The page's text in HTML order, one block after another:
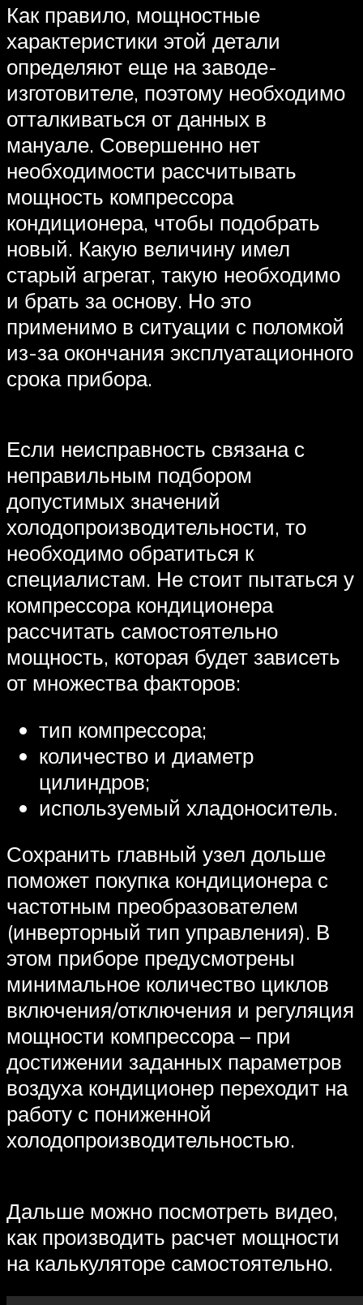
Как правило, мощностные
характеристики этой детали
определяют еще на заводе-
изготовителе, поэтому необходимо
отталкиваться от данных в
мануале. Совершенно нет
необходимости рассчитывать
мощность компрессора
кондиционера, чтобы подобрать
новый. Какую величину имел
старый агрегат, такую необходимо
и брать за основу. Но это
применимо в ситуации с поломкой
из-за окончания эксплуатационного
срока прибора.
Если неисправность связана с
неправильным подбором
допустимых значений
холодопроизводительности, то
необходимо обратиться к
специалистам. Не стоит пытаться у
компрессора кондиционера
рассчитать самостоятельно
мощность, которая будет зависеть
от множества факторов:
тип компрессора;
количество и диаметр
цилиндров;
используемый хладоноситель.
Сохранить главный узел дольше
поможет покупка кондиционера с
частотным преобразователем
(инверторный тип управления). В
этом приборе предусмотрены
минимальное количество циклов
включения/отключения и регуляция
мощности компрессора – при
достижении заданных параметров
воздуха кондиционер переходит на
работу с пониженной
холодопроизводительностью.
Дальше можно посмотреть видео,
как производить расчет мощности
на калькуляторе самостоятельно.